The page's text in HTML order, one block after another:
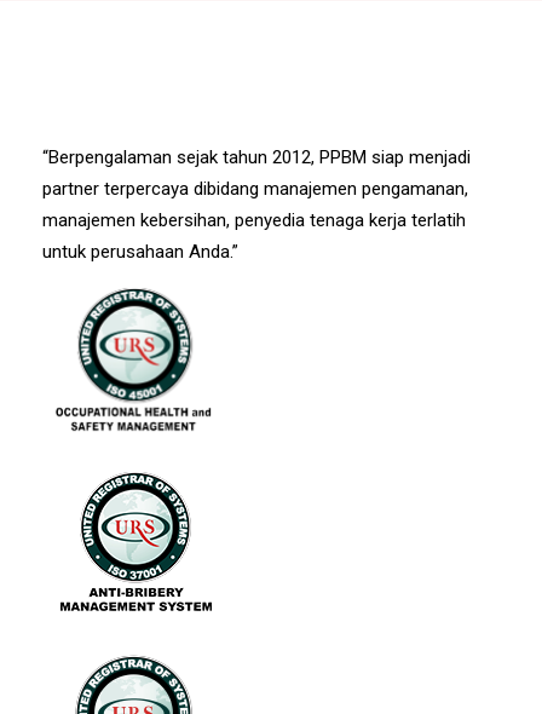
“Berpengalaman sejak tahun 2012, PPBM siap menjadi
partner terpercaya dibidang manajemen pengamanan,
manajemen kebersihan, penyedia tenaga kerja terlatih
untuk perusahaan Anda.”